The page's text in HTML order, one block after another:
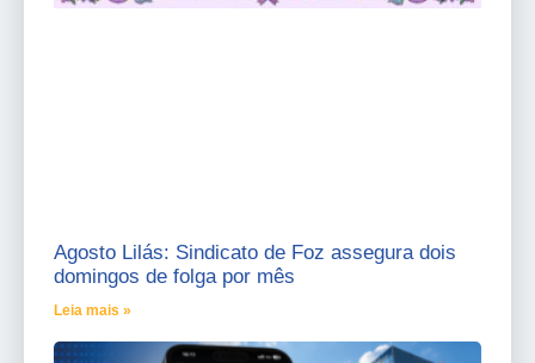
Agosto Lilás: Sindicato de Foz assegura dois
domingos de folga por mês
Leia mais »